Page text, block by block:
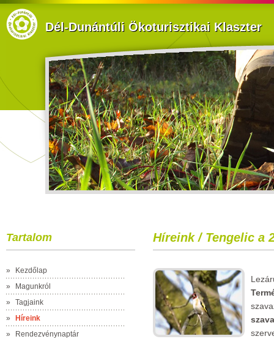
Dél-Dunántúli Ökoturisztikai Klaszter
Tartalom
»
Kezdőlap
»
Magunkról
»
Tagjaink
»
Híreink
»
Rendezvénynaptár
Híreink / Tengelic a